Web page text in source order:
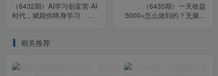
（6432期）AI学习创富营-AI
时代，赋能你终身学习、快
（6435期）一天收益
5000+怎么做到的？无脑搬
相关推荐